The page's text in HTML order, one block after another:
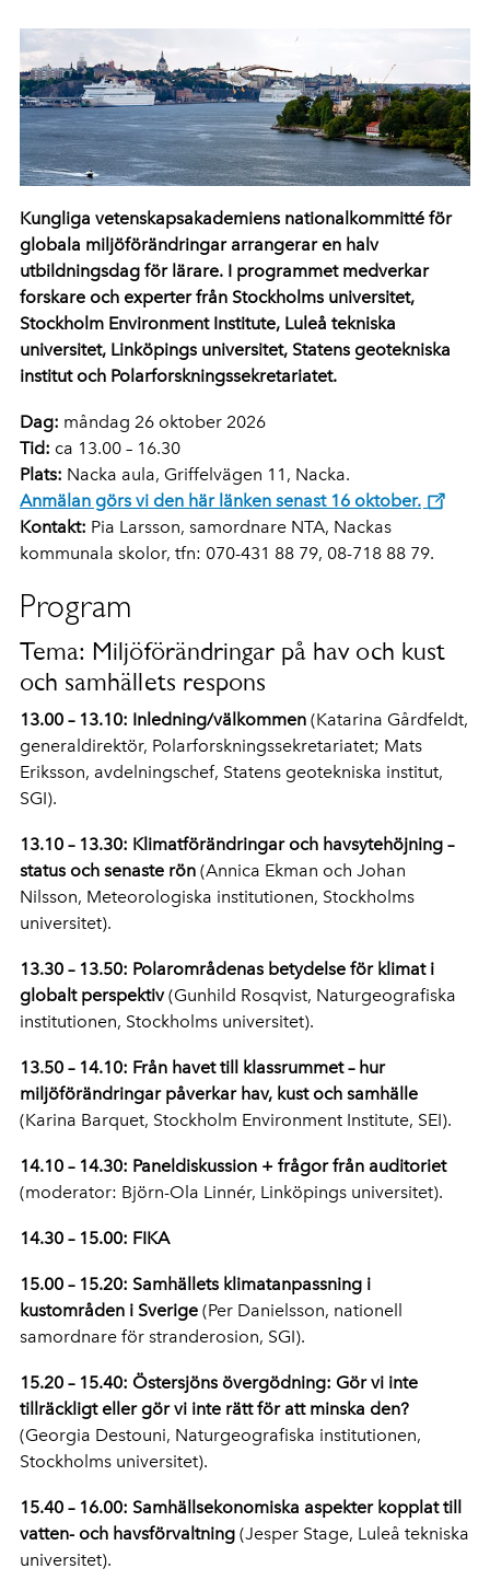
Kungliga vetenskapsakademiens nationalkommitté för
globala miljöförändringar arrangerar en halv
utbildningsdag för lärare. I programmet medverkar
forskare och experter från Stockholms universitet,
Stockholm Environment Institute, Luleå tekniska
universitet, Linköpings universitet, Statens geotekniska
institut och Polarforskningssekretariatet.
Dag: måndag 26 oktober 2026
Tid: ca 13.00 – 16.30
Plats: Nacka aula, Griffelvägen 11, Nacka.
Anmälan görs vi den här länken senast 16 oktober.
Kontakt: Pia Larsson, samordnare NTA, Nackas
kommunala skolor, tfn: 070-431 88 79, 08-718 88 79.
Program
Tema: Miljöförändringar på hav och kust
och samhällets respons
13.00 – 13.10: Inledning/välkommen (Katarina Gårdfeldt,
generaldirektör, Polarforskningssekretariatet; Mats
Eriksson, avdelningschef, Statens geotekniska institut,
SGI).
13.10 – 13.30: Klimatförändringar och havsytehöjning –
status och senaste rön (Annica Ekman och Johan
Nilsson, Meteorologiska institutionen, Stockholms
universitet).
13.30 – 13.50: Polarområdenas betydelse för klimat i
globalt perspektiv(Gunhild Rosqvist, Naturgeografiska
institutionen, Stockholms universitet).
13.50 – 14.10: Från havet till klassrummet – hur
miljöförändringar påverkar hav, kust och samhälle
(Karina Barquet, Stockholm Environment Institute, SEI).
14.10 – 14.30: Paneldiskussion + frågor från auditoriet
(moderator: Björn-Ola Linnér, Linköpings universitet).
14.30 – 15.00: FIKA
15.00 – 15.20: Samhällets klimatanpassning i
kustområden i Sverige (Per Danielsson, nationell
samordnare för stranderosion, SGI).
15.20 – 15.40: Östersjöns övergödning: Gör vi inte
tillräckligt eller gör vi inte rätt för att minska den?
(Georgia Destouni, Naturgeografiska institutionen,
Stockholms universitet).
15.40 – 16.00: Samhällsekonomiska aspekter kopplat till
vatten- och havsförvaltning (Jesper Stage, Luleå tekniska
universitet).